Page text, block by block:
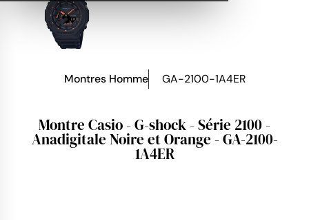
Montres Homme GA-2100-1A4ER
Montre Casio - G-shock - Série 2100 -
Anadigitale Noire et Orange - GA-2100-
1A4ER